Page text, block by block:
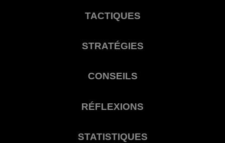
TACTIQUES
STRATÉGIES
CONSEILS
RÉFLEXIONS
STATISTIQUES